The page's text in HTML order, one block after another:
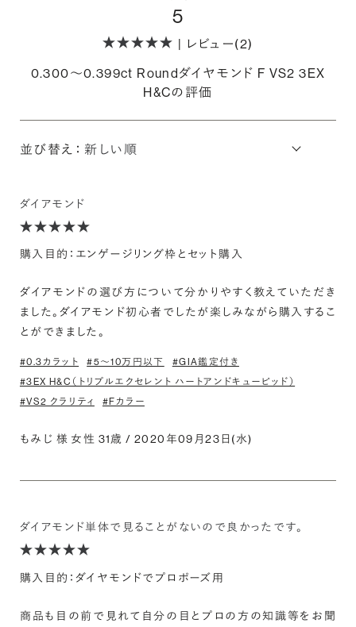
5
| レビュー(2)
0.300〜0.399ct Roundダイヤモンド F VS2 3EX
H&Cの評価
並び替え：
ダイアモンド
購入目的：エンゲージリング枠とセット購入
ダイアモンドの選び方について分かりやすく教えていただき
ました。ダイアモンド初心者でしたが楽しみながら購入するこ
とができました。
#0.3カラット #5〜10万円以下
#GIA鑑定付き
#3EX H&C（トリプルエクセレント ハートアンドキューピッド）
#VS2 クラリティ
#Fカラー
もみじ 様 女性 31歳 / 2020年09月23日(水)
ダイアモンド単体で見ることがないので良かったです。
購入目的：ダイヤモンドでプロポーズ用
商品も目の前で見れて自分の目とプロの方の知識等をお聞